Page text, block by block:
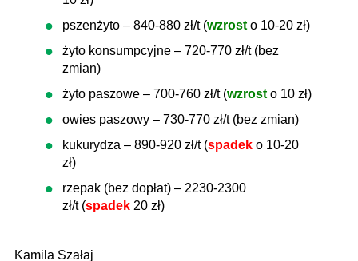
pszenżyto – 840-880 zł/t (wzrost o 10-20 zł)
żyto konsumpcyjne – 720-770 zł/t (bez
zmian)
żyto paszowe – 700-760 zł/t (wzrost o 10 zł)
owies paszowy – 730-770 zł/t (bez zmian)
kukurydza – 890-920 zł/t (spadek o 10-20
zł)
rzepak (bez dopłat) – 2230-2300
zł/t (spadek 20 zł)
Kamila Szałaj